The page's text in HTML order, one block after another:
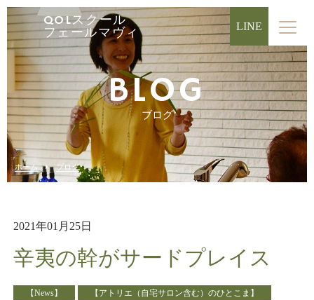
QOLスクール
フェールマヴィ
LINE
BLOG
ブログ
ホーム ブログ
2021年01月25日
辛夷の幹がサードプレイス
【News】 【アトリエ（自宅サロン含む）のひとこま】